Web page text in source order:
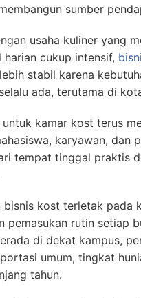
sumber
usaha kuliner yang
harian cukup intensif,
stabil karena
ada, terutama di
untuk kamar kost terus
karyawan, dan
tempat tinggal praktis
bisnis kost terletak pada
pemasukan rutin setiap
di dekat kampus,
umum, tingkat
tahun.